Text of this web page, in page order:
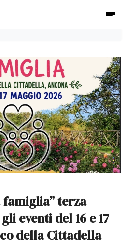
famiglia” terza
eventi del 16 e 17
della Cittadella